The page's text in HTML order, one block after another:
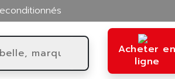
Acheter en
ligne